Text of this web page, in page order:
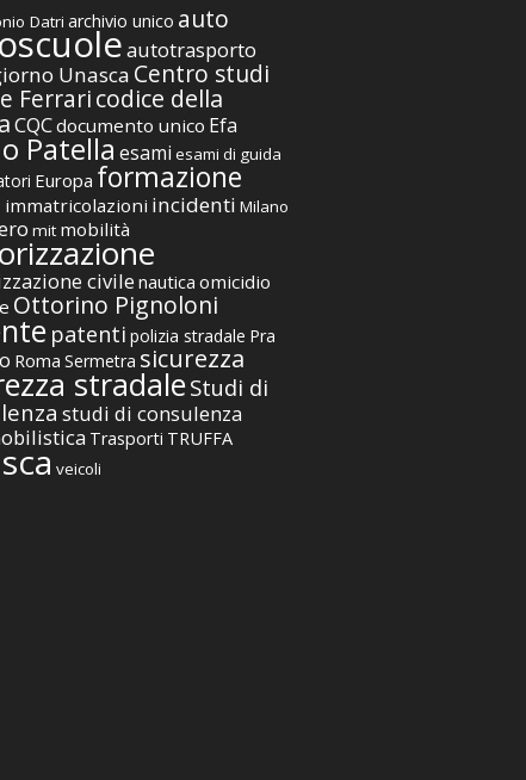
Datri archivio unico auto
autotrasporto
Unasca Centro studi
Ferraricodice della
CQCdocumento unico Efa
Patella esami esami di guida
Europa formazione
immatricolazioni incidenti Milano
mit mobilità
civile nautica omicidio
Ottorino Pignoloni
patenti polizia stradale Pra
Roma Sermetra sicurezza
stradaleStudi di
studi di consulenza
Trasporti TRUFFA
veicoli